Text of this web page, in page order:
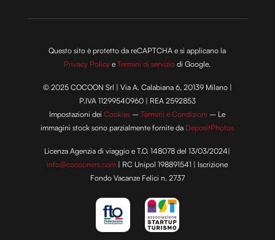
Questo sito è protetto da reCAPTCHA e si applicano la
Privacy Policy eTermini di servizio di Google.
© 2025 COCOON Srl | Via A. Calabiana 6, 20139 Milano |
P.IVA 11299540960 | REA 2592853
Impostazioni deiCookies –Termini e Condizioni – Le
immagini stock sono parzialmente fornite da DepositPhotos
Licenza Agenzia di viaggio e T.O. 148078 del 13/03/2024|
info@cocooners.com | RC Unipol 198891541 | Iscrizione
Fondo Vacanze Felici n. 2737